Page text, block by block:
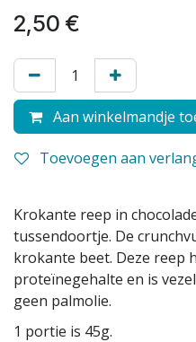
2,50 €
Aan winkelmandje
Toevoegen aan
Krokante reep in
tussendoortje. De
krokante beet. Deze reep
proteïnegehalte en is
geen palmolie.
1 portie is 45g.